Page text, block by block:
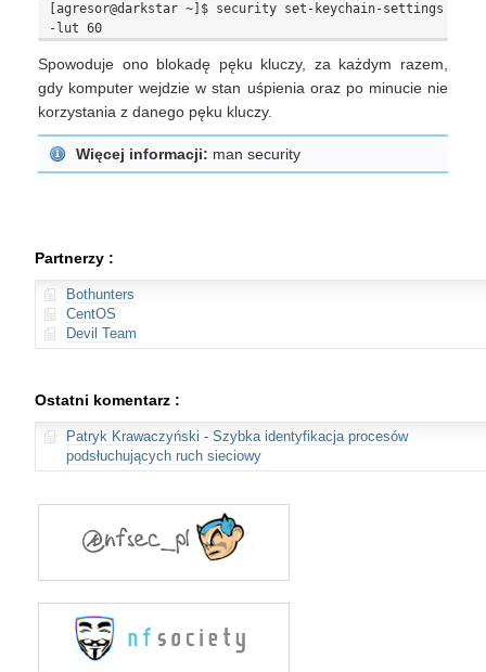
[agresor@darkstar ~]$ security set-keychain-settings
Spowoduje ono blokadę pęku kluczy, za każdym razem,
gdy komputer wejdzie w stan uśpienia oraz po minucie nie
korzystania z danego pęku kluczy.
Więcej informacji: man security
Partnerzy :
Bothunters
CentOS
Devil Team
Ostatni komentarz :
Patryk Krawaczyński - Szybka identyfikacja procesów
podsłuchujących ruch sieciowy